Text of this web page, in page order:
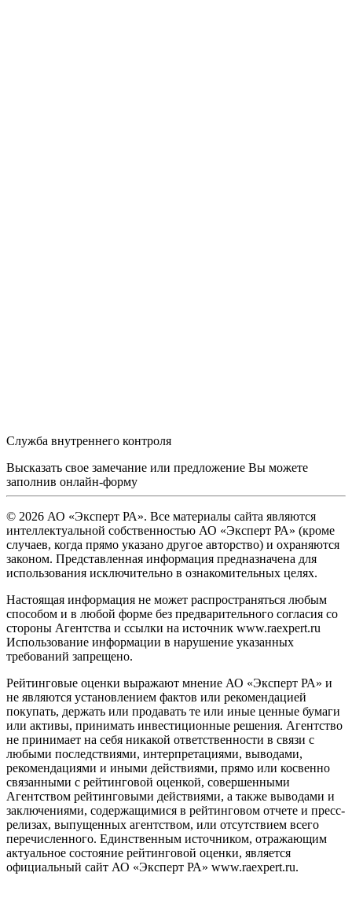
Служба внутреннего контроля
Высказать свое замечание или предложение Вы можете
заполнив онлайн-форму
© 2026 АО «Эксперт РА». Все материалы сайта являются
интеллектуальной собственностью АО «Эксперт РА» (кроме
случаев, когда прямо указано другое авторство) и охраняются
законом. Представленная информация предназначена для
использования исключительно в ознакомительных целях.
Настоящая информация не может распространяться любым
способом и в любой форме без предварительного согласия со
стороны Агентства и ссылки на источник www.raexpert.ru
Использование информации в нарушение указанных
требований запрещено.
Рейтинговые оценки выражают мнение АО «Эксперт РА» и
не являются установлением фактов или рекомендацией
покупать, держать или продавать те или иные ценные бумаги
или активы, принимать инвестиционные решения. Агентство
не принимает на себя никакой ответственности в связи с
любыми последствиями, интерпретациями, выводами,
рекомендациями и иными действиями, прямо или косвенно
связанными с рейтинговой оценкой, совершенными
Агентством рейтинговыми действиями, а также выводами и
заключениями, содержащимися в рейтинговом отчете и пресс-
релизах, выпущенных агентством, или отсутствием всего
перечисленного. Единственным источником, отражающим
актуальное состояние рейтинговой оценки, является
официальный сайт АО «Эксперт РА» www.raexpert.ru.